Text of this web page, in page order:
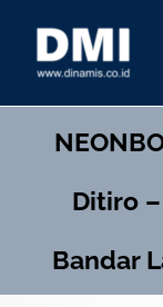
Ditiro
Bandar